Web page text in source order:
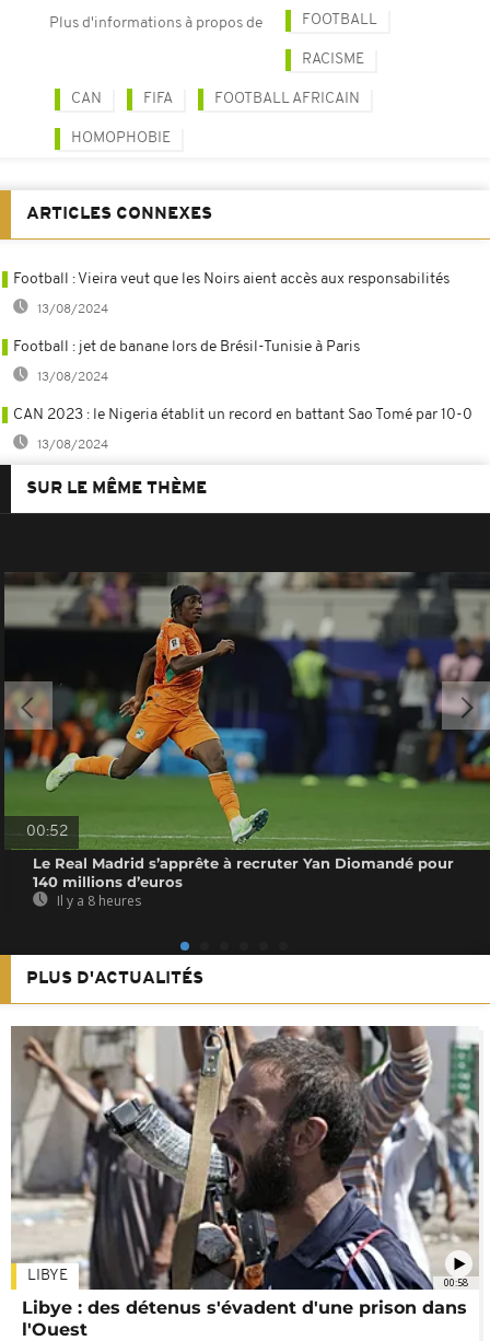
Plus d'informations à propos de FOOTBALL
RACISME
CAN FIFA FOOTBALL AFRICAIN
HOMOPHOBIE
ARTICLES CONNEXES
Football : Vieira veut que les Noirs aient accès aux responsabilités
13/08/2024
Football : jet de banane lors de Brésil-Tunisie à Paris
13/08/2024
CAN 2023 : le Nigeria établit un record en battant Sao Tomé par 10-0
13/08/2024
SUR LE MÊME THÈME
00:52
Le Real Madrid s’apprête à recruter Yan Diomandé pour
140 millions d’euros
Il y a 8 heures
PLUS D'ACTUALITÉS
00:58
LIBYE
Libye : des détenus s'évadent d'une prison dans
l'Ouest